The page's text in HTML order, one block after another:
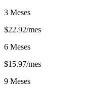
3 Meses
$22.92/mes
6 Meses
$15.97/mes
9 Meses